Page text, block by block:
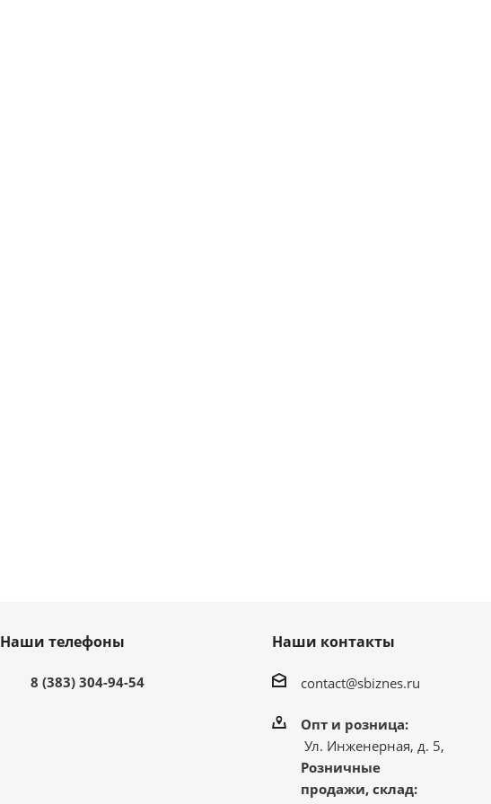
Наши телефоны
8 (383) 304-94-54
Наши контакты
contact@sbiznes.ru
Опт и розница:
Ул. Инженерная, д. 5,
Розничные
продажи, склад: